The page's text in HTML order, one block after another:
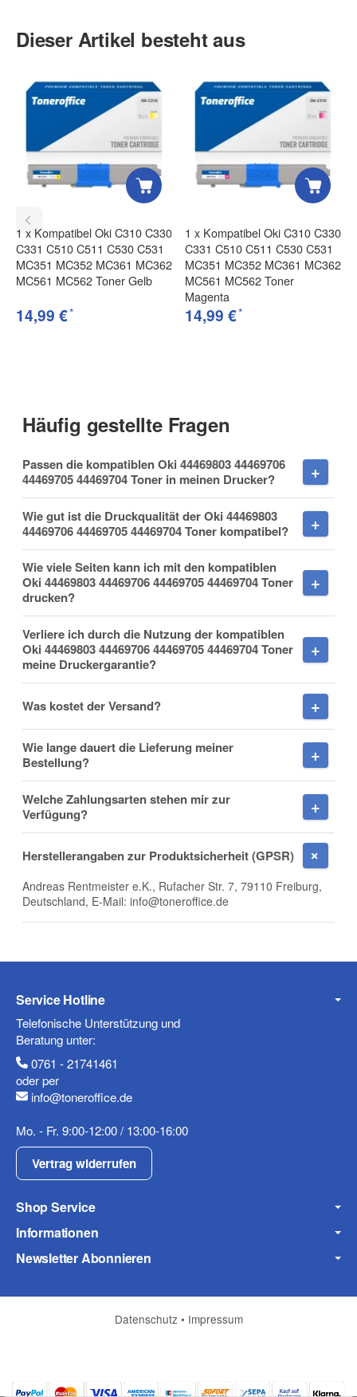
Vorname
Nachname
Firma
Telefon
Mobiltelefon
Frage zum Artikel
Ihre Frage
(* = Pflichtfelder)
Datenschutzerklärung
Dieser Artikel besteht aus
1 x Kompatibel Oki C310 C330
C331 C510 C511 C530 C531
MC351 MC352 MC361 MC362
MC561 MC562 Toner Gelb
14,99 €*
1 x Kompatibel Oki C310 C330
C331 C510 C511 C530 C531
MC351 MC352 MC361 MC362
MC561 MC562 Toner
Magenta
14,99 €*
Häufig gestellte Fragen
Passen die kompatiblen Oki 44469803 44469706
44469705 44469704 Toner in meinen Drucker?
Wie gut ist die Druckqualität der Oki 44469803
44469706 44469705 44469704 Toner kompatibel?
Wie viele Seiten kann ich mit den kompatiblen
Oki 44469803 44469706 44469705 44469704 Toner
drucken?
Verliere ich durch die Nutzung der kompatiblen
Oki 44469803 44469706 44469705 44469704 Toner
meine Druckergarantie?
Was kostet der Versand?
Wie lange dauert die Lieferung meiner
Bestellung?
Welche Zahlungsarten stehen mir zur
Verfügung?
Herstellerangaben zur Produktsicherheit (GPSR)
Andreas Rentmeister e.K., Rufacher Str. 7, 79110 Freiburg,
Deutschland, E-Mail: info@toneroffice.de
Service Hotline
Telefonische Unterstützung und
Beratung unter:
0761 - 21741461
oder per
info@toneroffice.de
Mo. - Fr. 9:00-12:00 / 13:00-16:00
Vertrag widerrufen
Shop Service
Informationen
Newsletter Abonnieren
Datenschutz • Impressum